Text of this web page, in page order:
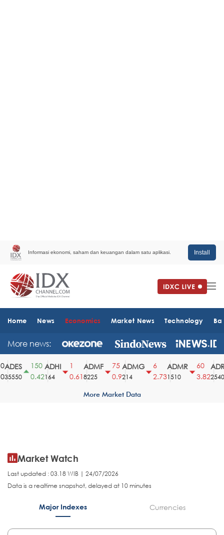
Informasi ekonomi, saham dan keuangan dalam satu aplikasi. Install
Home News Economics Market News Technology
More news:
150
0.42
ADHI
164
0.61
ADMF
8225
75
0.9
ADMG
214
2.73
ADMR
1510
60
3.82
ADRO
2540
More Market Data
Market Watch
Last updated : 03.18 WIB | 24/07/2026
Data is a realtime snapshot, delayed at 10 minutes
Major Indexes Currencies